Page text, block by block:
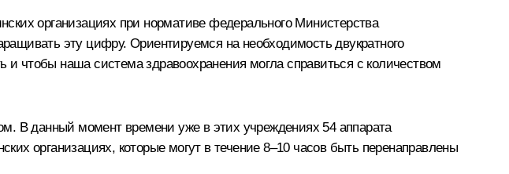
организациях при нормативе федерального Министерства
эту цифру. Ориентируемся на необходимость двукратного
чтобы наша система здравоохранения могла справиться с количеством
В данный момент времени уже в этих учреждениях 54 аппарата
организациях, которые могут в течение 8–10 часов быть перенаправлены